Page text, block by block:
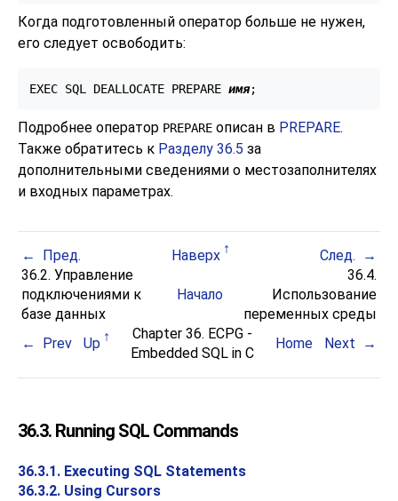
Когда подготовленный оператор больше не нужен,
его следует освободить:
EXEC SQL DEALLOCATE PREPARE имя;
Подробнее оператор PREPARE описан в PREPARE.
Также обратитесь к Разделу 36.5 за
дополнительными сведениями о местозаполнителях
и входных параметрах.
Пред. Наверх
След.
36.2. Управление
подключениями к
базе данных
Начало
36.4.
Использование
переменных среды
Prev
Up
Chapter 36. ECPG-
Embedded SQLin C
Home Next
36.3. Running SQL Commands
36.3.1. Executing SQL Statements
36.3.2. Using Cursors